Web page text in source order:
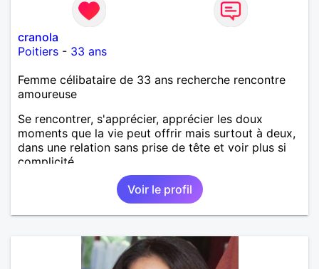
cranola
Poitiers - 33 ans
Femme célibataire de 33 ans recherche rencontre
amoureuse
Se rencontrer, s'apprécier, apprécier les doux
moments que la vie peut offrir mais surtout à deux,
dans une relation sans prise de tête et voir plus si
complicité.
Voir le profil